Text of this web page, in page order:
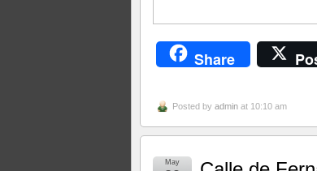
Share
Posted by admin at 10:10 am
May